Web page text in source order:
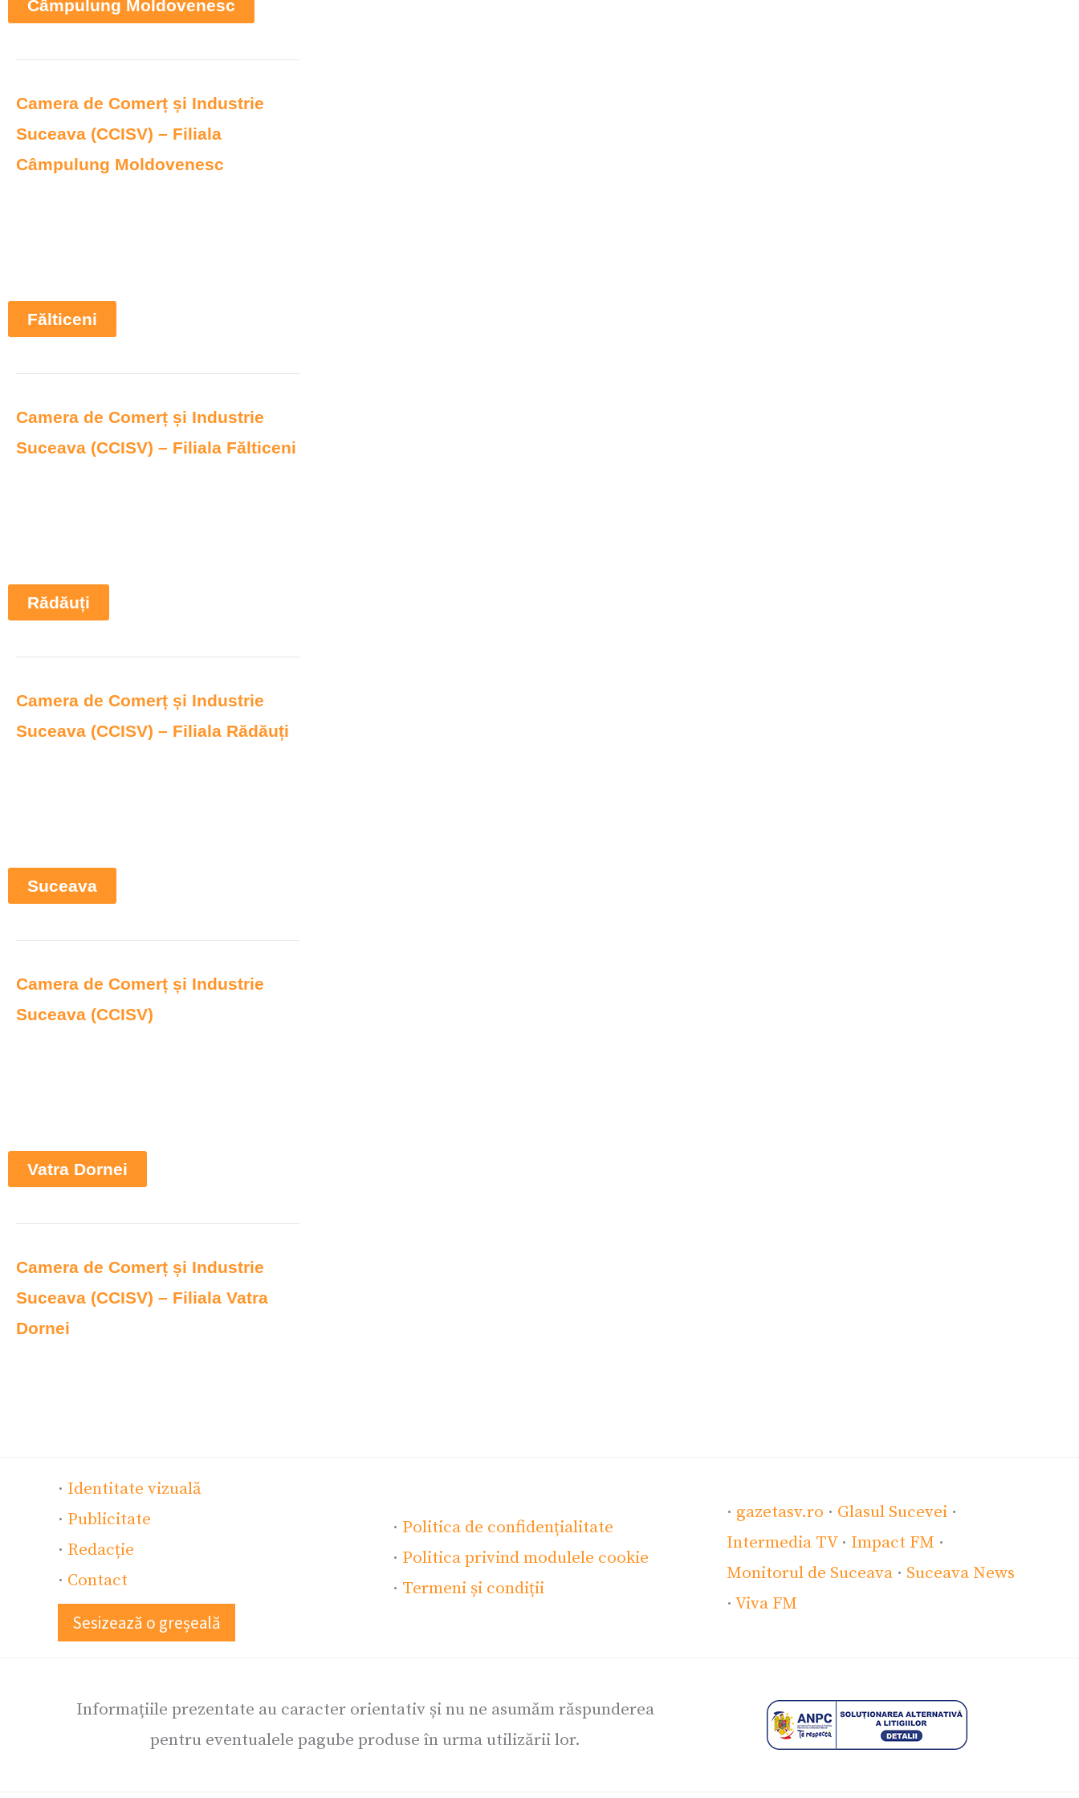
Câmpulung Moldovenesc
Camera de Comerț și Industrie
Suceava (CCISV) – Filiala
Câmpulung Moldovenesc
Fălticeni
Camera de Comerț și Industrie
Suceava (CCISV) – Filiala Fălticeni
Rădăuți
Camera de Comerț și Industrie
Suceava (CCISV) – Filiala Rădăuți
Suceava
Camera de Comerț și Industrie
Suceava (CCISV)
Vatra Dornei
Camera de Comerț și Industrie
Suceava (CCISV) – Filiala Vatra
Dornei
· Identitate vizuală
· Publicitate
· Redacție
· Contact
Sesizează o greșeală
· Politica de confidențialitate
· Politica privind modulele cookie
· Termeni și condiții
· gazetasv.ro · Glasul Sucevei ·
Intermedia TV· Impact FM ·
Monitorul de Suceava · Suceava News
·Viva FM
Informațiile prezentate au caracter orientativ și nu ne asumăm răspunderea
pentru eventualele pagube produse în urma utilizării lor.